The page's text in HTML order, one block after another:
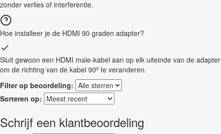
zonder verlies of interferentie.
Hoe installeer je de HDMI 90 graden adapter?
Sluit gewoon een HDMI male-kabel aan op elk uiteinde van de adapter
om de richting van de kabel 90º te veranderen.
Filter op beoordeling:
Sorteren op:
Schrijf een klantbeoordeling